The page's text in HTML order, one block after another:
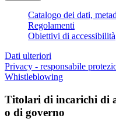
Catalogo dei dati,
Regolamenti
Obiettivi di accessibilità
Dati ulteriori
Privacy - responsabile
Whistleblowing
Titolari di incarichi di
o di governo